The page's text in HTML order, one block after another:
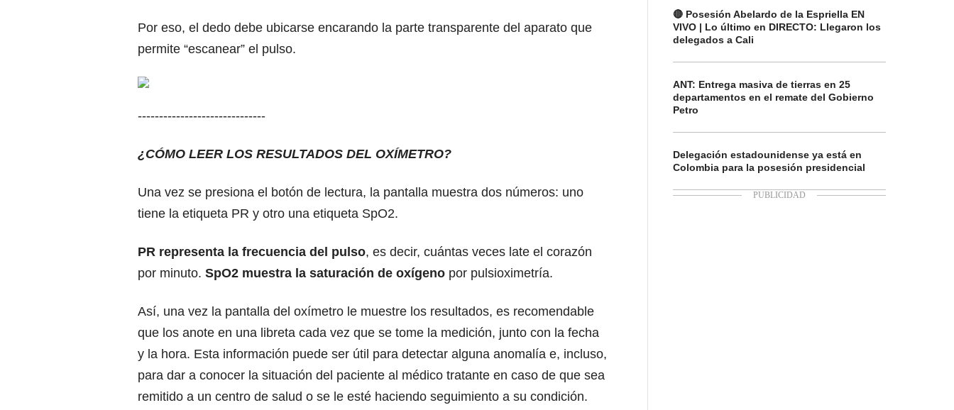
Por eso, el dedo debe ubicarse encarando la parte transparente del aparato que
permite “escanear” el pulso.
------------------------------
¿CÓMO LEER LOS RESULTADOS DEL OXÍMETRO?
Una vez se presiona el botón de lectura, la pantalla muestra dos números: uno
tiene la etiqueta PR y otro una etiqueta SpO2.
PR representa la frecuencia del pulso, es decir, cuántas veces late el corazón
por minuto. SpO2 muestra la saturación de oxígeno por pulsioximetría.
Así, una vez la pantalla del oxímetro le muestre los resultados, es recomendable
que los anote en una libreta cada vez que se tome la medición, junto con la fecha
y la hora. Esta información puede ser útil para detectar alguna anomalía e, incluso,
para dar a conocer la situación del paciente al médico tratante en caso de que sea
remitido a un centro de salud o se le esté haciendo seguimiento a su condición.
🔴 Posesión Abelardo de la Espriella EN
VIVO | Lo último en DIRECTO: Llegaron los
delegados a Cali
ANT: Entrega masiva de tierras en 25
departamentos en el remate del Gobierno
Petro
Delegación estadounidense ya está en
Colombia para la posesión presidencial